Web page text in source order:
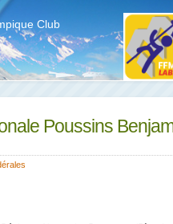
Club
Poussins